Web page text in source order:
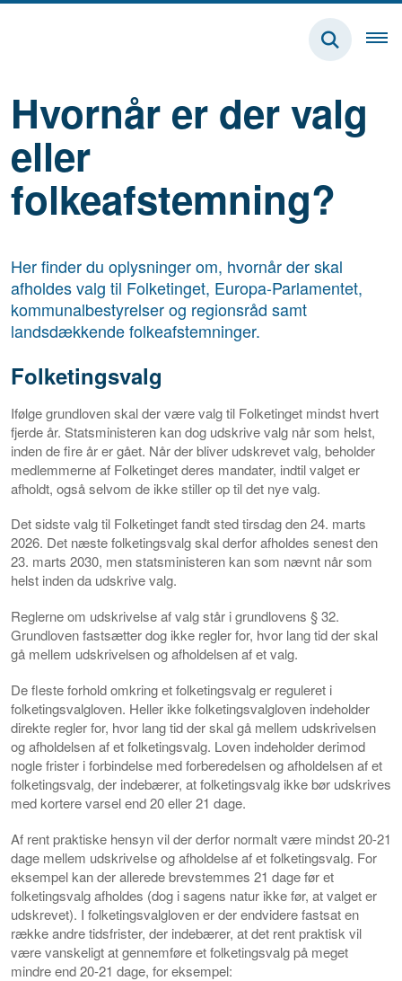
Hvornår er der valg
eller
folkeafstemning?
Her finder du oplysninger om, hvornår der skal
afholdes valg til Folketinget, Europa-Parlamentet,
kommunalbestyrelser og regionsråd samt
landsdækkende folkeafstemninger.
Folketingsvalg
Ifølge grundloven skal der være valg til Folketinget mindst hvert
fjerde år. Statsministeren kan dog udskrive valg når som helst,
inden de fire år er gået. Når der bliver udskrevet valg, beholder
medlemmerne af Folketinget deres mandater, indtil valget er
afholdt, også selvom de ikke stiller op til det nye valg.
Det sidste valg til Folketinget fandt sted tirsdag den 24. marts
2026. Det næste folketingsvalg skal derfor afholdes senest den
23. marts 2030, men statsministeren kan som nævnt når som
helst inden da udskrive valg.
Reglerne om udskrivelse af valg står i grundlovens § 32.
Grundloven fastsætter dog ikke regler for, hvor lang tid der skal
gå mellem udskrivelsen og afholdelsen af et valg.
De fleste forhold omkring et folketingsvalg er reguleret i
folketingsvalgloven. Heller ikke folketingsvalgloven indeholder
direkte regler for, hvor lang tid der skal gå mellem udskrivelsen
og afholdelsen af et folketingsvalg. Loven indeholder derimod
nogle frister i forbindelse med forberedelsen og afholdelsen af et
folketingsvalg, der indebærer, at folketingsvalg ikke bør udskrives
med kortere varsel end 20 eller 21 dage.
Af rent praktiske hensyn vil der derfor normalt være mindst 20-21
dage mellem udskrivelse og afholdelse af et folketingsvalg. For
eksempel kan der allerede brevstemmes 21 dage før et
folketingsvalg afholdes (dog i sagens natur ikke før, at valget er
udskrevet). I folketingsvalgloven er der endvidere fastsat en
række andre tidsfrister, der indebærer, at det rent praktisk vil
være vanskeligt at gennemføre et folketingsvalg på meget
mindre end 20-21 dage, for eksempel: